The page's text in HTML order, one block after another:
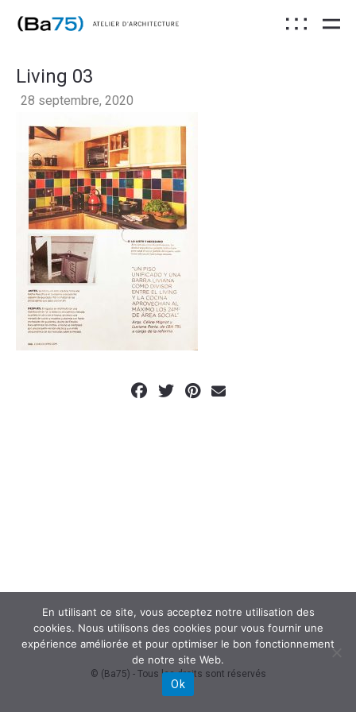
Living 03
28 septembre, 2020
© (Ba75) - Tous les droits sont réservés
En utilisant ce site, vous acceptez notre utilisation des
cookies. Nous utilisons des cookies pour vous fournir une
expérience améliorée et pour optimiser le bon fonctionnement
de notre site Web.
Ok